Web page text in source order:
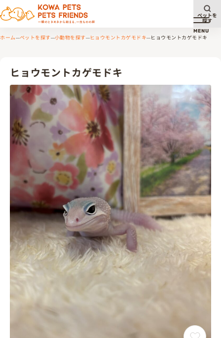
メニ
MENU
ペットを
探す
ホーム ペットを探す 小動物を探す ヒョウモントカゲモドキ ヒョウモントカゲモドキ
ヒョウモントカゲモドキ